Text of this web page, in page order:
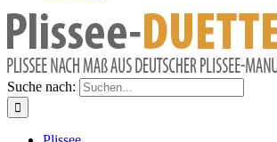
Suche nach: